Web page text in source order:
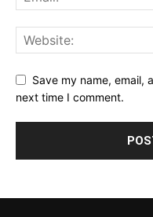
Save my name, email,
next time I comment.